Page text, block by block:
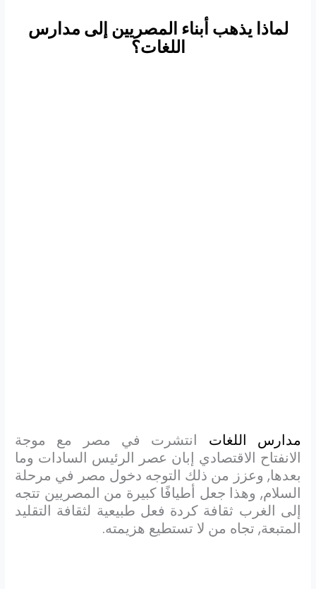
لماذا يذهب أبناء المصريين إلى مدارس
اللغات؟
مدارس اللغات انتشرت في مصر مع موجة
الانفتاح الاقتصادي إبان عصر الرئيس السادات وما
بعدها, وعزز من ذلك التوجه دخول مصر في مرحلة
السلام, وهذا جعل أطيافًا كبيرة من المصريين تتجه
إلى الغرب ثقافة كردة فعل طبيعية لثقافة التقليد
المتبعة, تجاه من لا تستطيع هزيمته.